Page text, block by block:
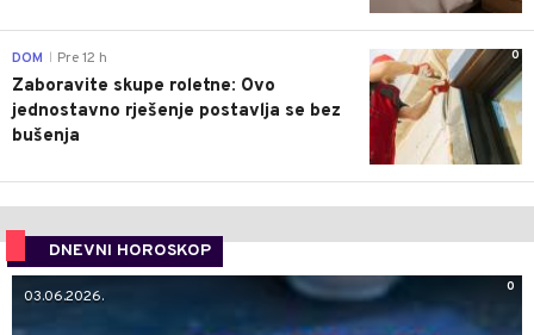
0
DOM Pre 12 h
Zaboravite skupe roletne: Ovo
jednostavno rješenje postavlja se bez
bušenja
DNEVNI HOROSKOP
0
03.06.2026.